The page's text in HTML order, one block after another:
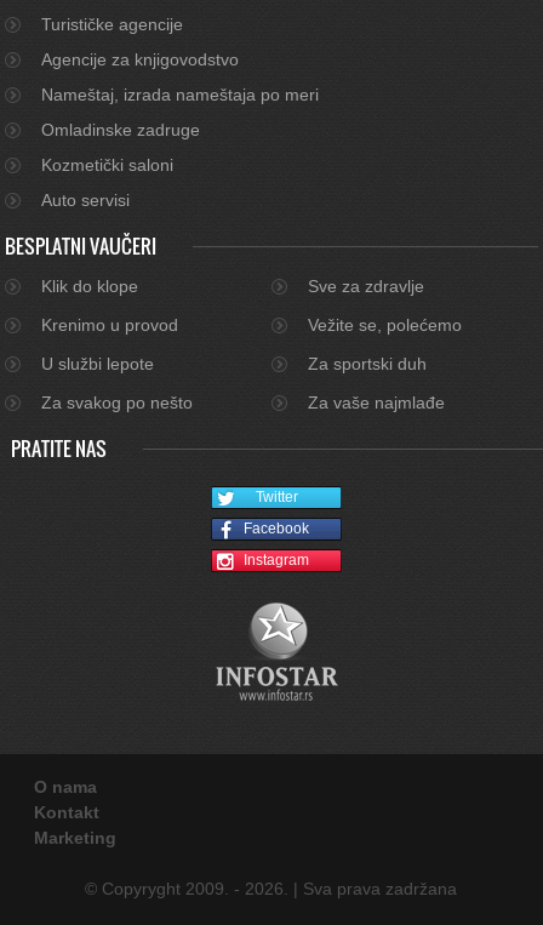
Turističke agencije
Agencije za knjigovodstvo
Nameštaj, izrada nameštaja po meri
Omladinske zadruge
Kozmetički saloni
Auto servisi
BESPLATNI VAUČERI
Klik do klope
Sve za zdravlje
Krenimo u provod
Vežite se, polećemo
U službi lepote
Za sportski duh
Za svakog po nešto
Za vaše najmlađe
PRATITE NAS
Twitter
Facebook
Instagram
O nama
Kontakt
Marketing
© Copyryght 2009. - 2026. | Sva prava zadržana